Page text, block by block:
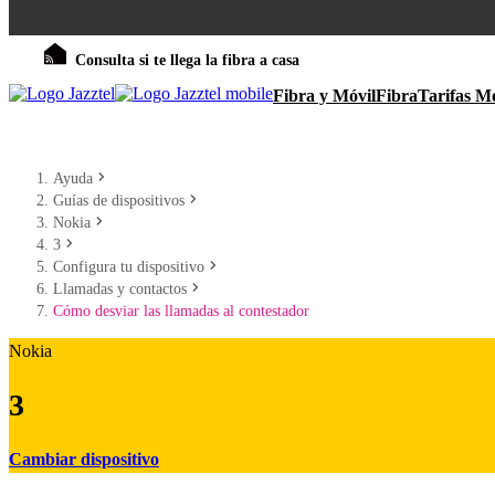
Consulta si te llega la fibra a casa
Fibra y MóvilFibraTarifas
Ayuda
Guías de dispositivos
Nokia
3
Configura tu dispositivo
Llamadas y contactos
Cómo desviar las llamadas al contestador
Nokia
3
Cambiar dispositivo